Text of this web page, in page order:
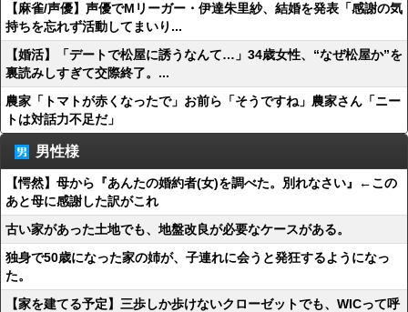
【麻雀/声優】声優でMリーガー・伊達朱里紗、結婚を発表「感謝の気
持ちを忘れず活動してまいり...
【婚活】「デートで松屋に誘うなんて…」34歳女性、“なぜ松屋か”を
裏読みしすぎて交際終了。...
農家「トマトが赤くなったで」お前ら「そうですね」農家さん「ニー
トは対話力不足だ」
男性様
【愕然】母から『あんたの婚約者(女)を調べた。別れなさい』←この
あと母に感謝した訳がこれ
古い家があった土地でも、地盤改良が必要なケースがある。
独身で50歳になった家の姉が、子連れに会うと発狂するようになっ
た。
【家を建てる予定】三歩しか歩けないクローゼットでも、WICって呼